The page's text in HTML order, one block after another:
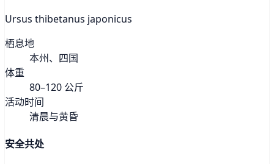
Ursus thibetanus japonicus
栖息地
本州、四国
体重
80–120 公斤
活动时间
清晨与黄昏
安全共处